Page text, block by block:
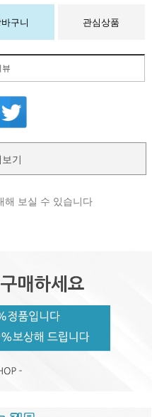
구니 관심상품
뷰
기
해 보실 수 있습니다